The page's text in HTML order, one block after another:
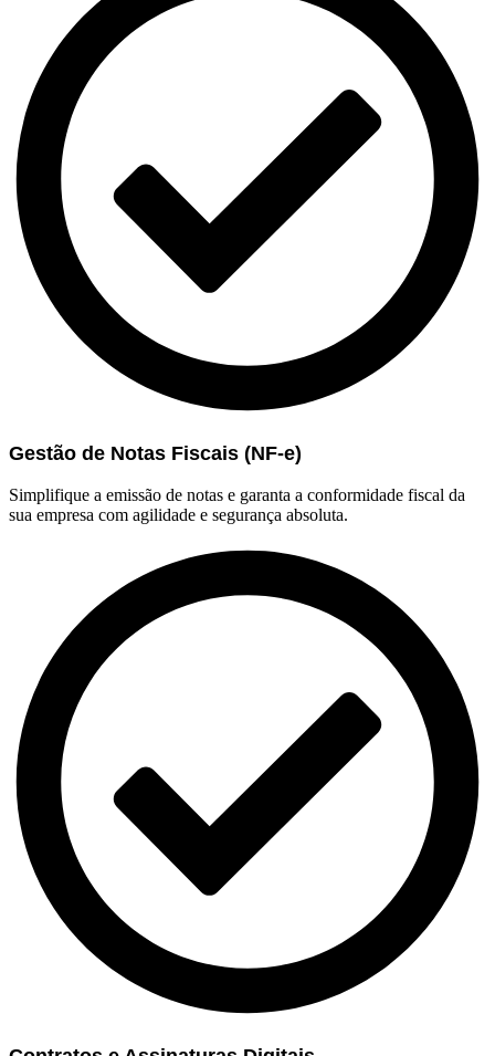
Gestão de Notas Fiscais (NF-e)
Simplifique a emissão de notas e garanta a conformidade fiscal da
sua empresa com agilidade e segurança absoluta.